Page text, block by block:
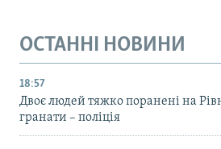
ОСТАННІ НОВИНИ
18:57
Двоє людей тяжко поранені на
гранати – поліція